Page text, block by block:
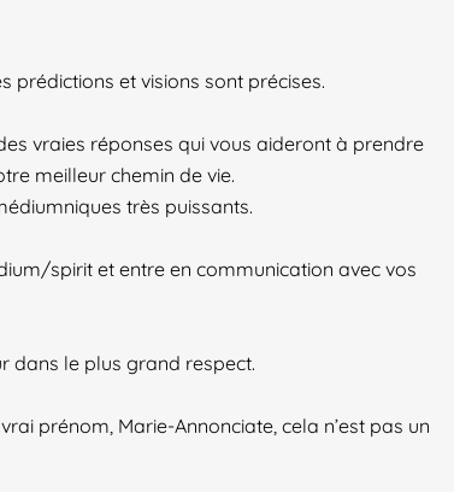
prédictions et visions sont précises.
vraies réponses qui vous aideront à prendre
meilleur chemin de vie.
très puissants.
spirit et entre en communication avec vos
dans le plus grand respect.
prénom, Marie-Annonciate, cela n’est pas un